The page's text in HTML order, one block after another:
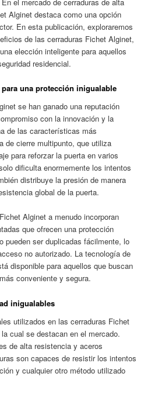
Alginet destaca como una opción
En esta publicación, exploraremos
de las cerraduras Fichet Alginet,
elección inteligente para aquellos
residencial.
una protección inigualable
se han ganado una reputación
con la innovación y la
de las características más
de cierre multipunto, que utiliza
para reforzar la puerta en varios
dificulta enormemente los intentos
distribuye la presión de manera
global de la puerta.
Alginet a menudo incorporan
que ofrecen una protección
pueden ser duplicadas fácilmente, lo
no autorizado. La tecnología de
disponible para aquellos que buscan
conveniente y segura.
inigualables
utilizados en las cerraduras Fichet
cual se destacan en el mercado.
de alta resistencia y aceros
son capaces de resistir los intentos
y cualquier otro método utilizado